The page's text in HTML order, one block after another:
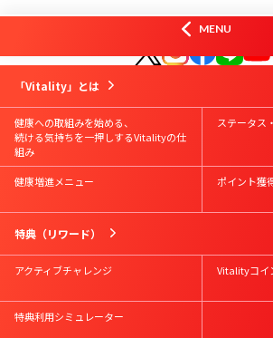
MENU
Vitalityスマートお申込み
オフィシャルSNS
「Vitality」とは
健康への取組みを始める、
続ける気持ちを一押しするVitalityの仕
組み
ステータス
健康増進メニュー ポイント獲
特典（リワード）
アクティブチャレンジ Vitalityコイ
特典利用シミュレーター